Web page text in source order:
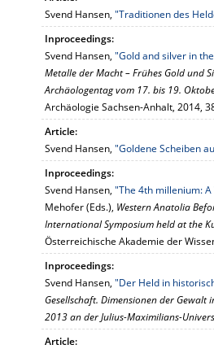
Svend Hansen, "Traditionen des
Inproceedings:
Svend Hansen, "Gold and silver in
Metalle der Macht – Frühes Gold und
Archäologentag vom 17. bis 19.
Archäologie Sachsen-Anhalt, 2014,
Article:
Svend Hansen, "Goldene Scheiben
Inproceedings:
Svend Hansen, "The 4th millenium:
Mehofer (Eds.), Western Anatolia
International Symposium held at the
Österreichische Akademie der
Inproceedings:
Svend Hansen, "Der Held in
Gesellschaft. Dimensionen der
2013 an der Julius-Maximilians-
Article: